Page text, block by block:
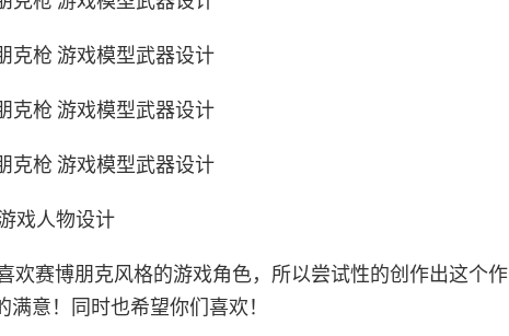
戏人物设计
欢赛博朋克风格的游戏角色，所以尝试性的创作出这个作
意！同时也希望你们喜欢！